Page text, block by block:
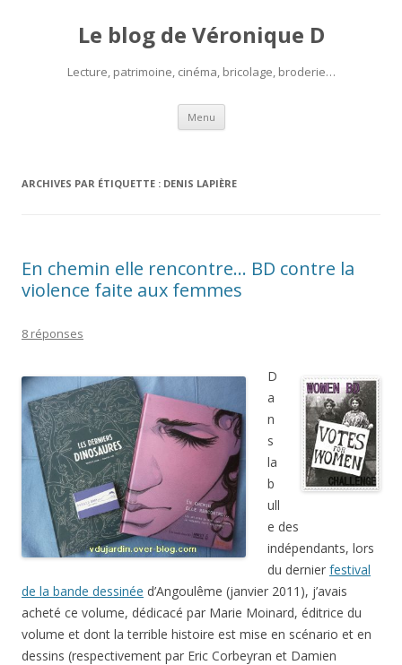
Le blog de Véronique D
Lecture, patrimoine, cinéma, bricolage, broderie…
Menu Aller
contenu
ARCHIVES PAR ÉTIQUETTE : DENIS LAPIÈRE
En chemin elle rencontre… BD contre la
violence faite aux femmes
8 réponses
D
a
n
s
la
b
ull
e des
indépendants, lors
du dernier festival
de la bande dessinée d’Angoulême (janvier 2011), j’avais
acheté ce volume, dédicacé par Marie Moinard, éditrice du
volume et dont la terrible histoire est mise en scénario et en
dessins (respectivement par Eric Corbeyran et Damien